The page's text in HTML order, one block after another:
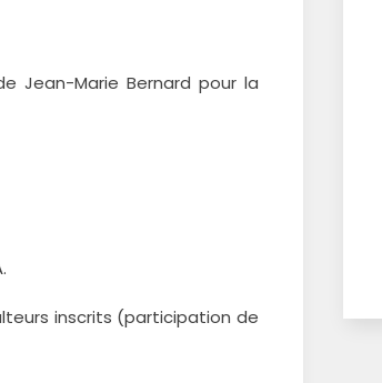
Jean-Marie Bernard pour la
inscrits (participation de